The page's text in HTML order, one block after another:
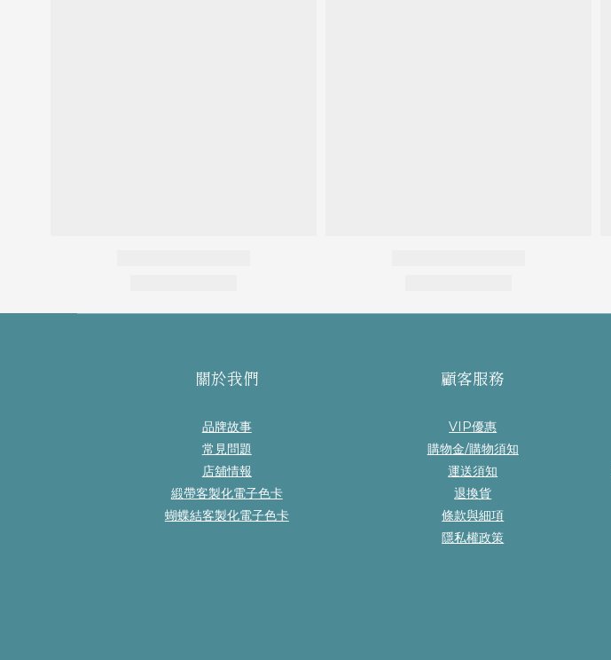
關於我們
品牌故事
常見問題
店舖情報
緞帶客製化電子色卡
蝴蝶結客製化電子色卡
顧客服務
VIP優惠
購物金/購物須知
運送須知
退換貨
條款與細項
隱私權政策